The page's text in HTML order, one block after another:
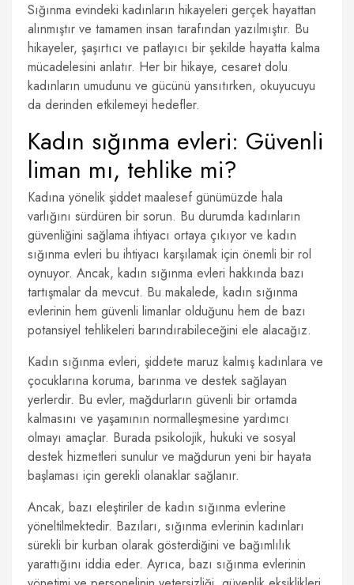
Sığınma evindeki kadınların hikayeleri gerçek hayattan
alınmıştır ve tamamen insan tarafından yazılmıştır. Bu
hikayeler, şaşırtıcı ve patlayıcı bir şekilde hayatta kalma
mücadelesini anlatır. Her bir hikaye, cesaret dolu
kadınların umudunu ve gücünü yansıtırken, okuyucuyu
da derinden etkilemeyi hedefler.
Kadın sığınma evleri: Güvenli
liman mı, tehlike mi?
Kadına yönelik şiddet maalesef günümüzde hala
varlığını sürdüren bir sorun. Bu durumda kadınların
güvenliğini sağlama ihtiyacı ortaya çıkıyor ve kadın
sığınma evleri bu ihtiyacı karşılamak için önemli bir rol
oynuyor. Ancak, kadın sığınma evleri hakkında bazı
tartışmalar da mevcut. Bu makalede, kadın sığınma
evlerinin hem güvenli limanlar olduğunu hem de bazı
potansiyel tehlikeleri barındırabileceğini ele alacağız.
Kadın sığınma evleri, şiddete maruz kalmış kadınlara ve
çocuklarına koruma, barınma ve destek sağlayan
yerlerdir. Bu evler, mağdurların güvenli bir ortamda
kalmasını ve yaşamının normalleşmesine yardımcı
olmayı amaçlar. Burada psikolojik, hukuki ve sosyal
destek hizmetleri sunulur ve mağdurun yeni bir hayata
başlaması için gerekli olanaklar sağlanır.
Ancak, bazı eleştiriler de kadın sığınma evlerine
yöneltilmektedir. Bazıları, sığınma evlerinin kadınları
sürekli bir kurban olarak gösterdiğini ve bağımlılık
yarattığını iddia eder. Ayrıca, bazı sığınma evlerinin